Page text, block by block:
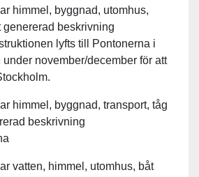
lyfts till Pontonerna i
november/december för att